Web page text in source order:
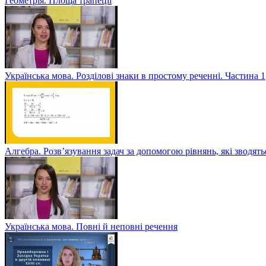
Українська мова. Розділові знаки в простому реченні. Частина 1
Алгебра. Розв’язування задач за допомогою рівнянь, які
Українська мова. Повні й неповні речення